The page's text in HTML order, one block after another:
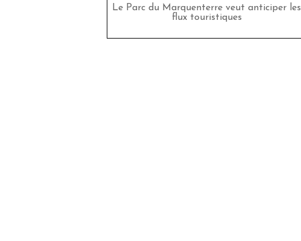
Le Parc du Marquenterre veut anticiper les
flux touristiques